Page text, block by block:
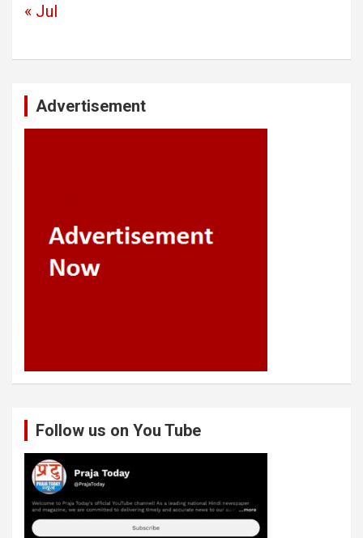
« Jul
Advertisement
Follow us on You Tube